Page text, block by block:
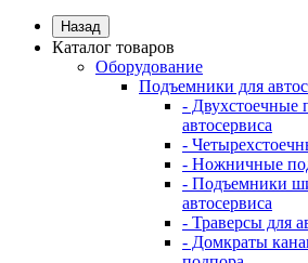
Назад
Каталог товаров
Оборудование
Подъемники для
- Двухстоечные
автосервиса
-
- Ножничные
- Подъемники
автосервиса
- Траверсы для
- Домкраты